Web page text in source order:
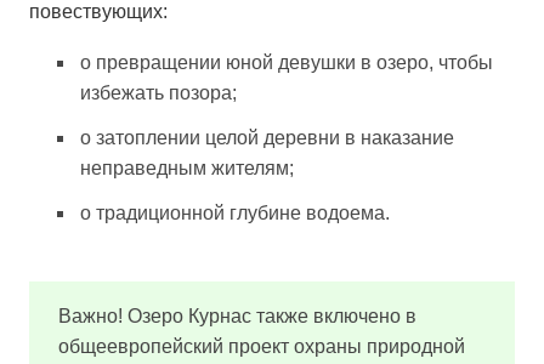
повествующих:
о превращении юной девушки в озеро, чтобы
избежать позора;
о затоплении целой деревни в наказание
неправедным жителям;
о традиционной глубине водоема.
Важно! Озеро Курнас также включено в
общеевропейский проект охраны природной